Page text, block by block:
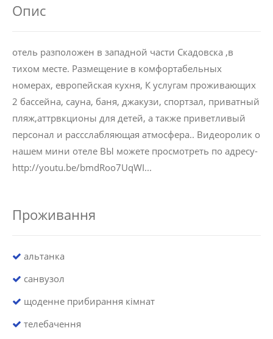
Опис
отель разположен в западной части Скадовска ,в
тихом месте. Размещение в комфортабельных
номерах, европейская кухня, К услугам проживающих
2 бассейна, сауна, баня, джакузи, спортзал, приватный
пляж,аттрвкционы для детей, а также приветливый
персонал и рассслабляющая атмосфера.. Видеоролик о
нашем мини отеле ВЫ можете просмотреть по адресу-
http://youtu.be/bmdRoo7UqWI...
Проживання
альтанка
санвузол
щоденне прибирання кімнат
телебачення